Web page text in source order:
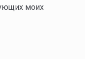
моих